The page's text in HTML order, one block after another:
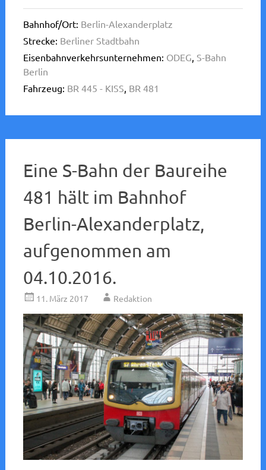
Bahnhof/Ort: Berlin-Alexanderplatz
Strecke: Berliner Stadtbahn
Eisenbahnverkehrsunternehmen: ODEG S-Bahn
Berlin
Fahrzeug: BR 445 - KISS BR 481
Eine S-Bahn der Baureihe
481 hält im Bahnhof
Berlin-Alexanderplatz,
aufgenommen am
04.10.2016.
11. März 2017 Redaktion